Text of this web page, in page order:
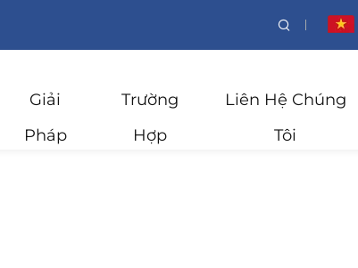
Giải
Pháp
Trường
Hợp
Liên Hệ Chúng
Tôi